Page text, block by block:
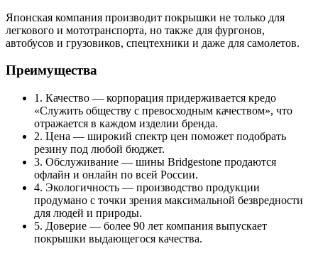
Японская компания производит покрышки не только для
легкового и мототранспорта, но также для фургонов,
автобусов и грузовиков, спецтехники и даже для самолетов.
Преимущества
1. Качество — корпорация придерживается кредо
«Служить обществу с превосходным качеством», что
отражается в каждом изделии бренда.
2. Цена — широкий спектр цен поможет подобрать
резину под любой бюджет.
3. Обслуживание — шины Bridgestone продаются
офлайн и онлайн по всей России.
4. Экологичность — производство продукции
продумано с точки зрения максимальной безвредности
для людей и природы.
5. Доверие — более 90 лет компания выпускает
покрышки выдающегося качества.